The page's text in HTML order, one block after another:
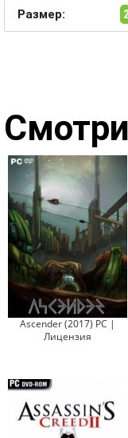
Размер:
Ascender (2017) PC |
Лицензия